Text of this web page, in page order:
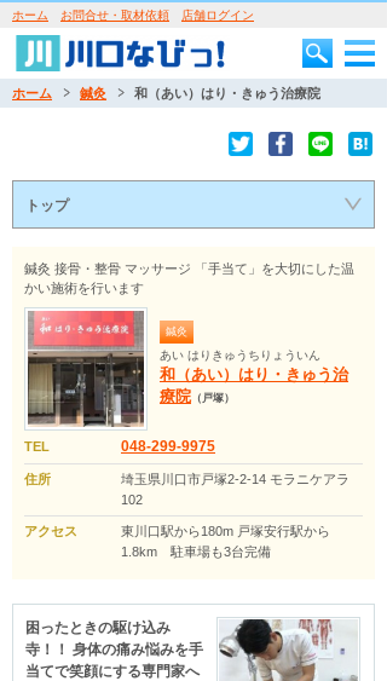
ホーム お問合せ・取材依頼 店舗ログイン
ホーム 鍼灸 和（あい）はり・きゅう治療院
トップ
鍼灸 接骨・整骨 マッサージ 「手当て」を大切にした温
かい施術を行います
鍼灸
あい はりきゅうちりょういん
和（あい）はり・きゅう治
療院 （戸塚）
TEL 048-299-9975
住所
埼玉県川口市戸塚2-2-14 モラニケアラ
102
アクセス
東川口駅から180m 戸塚安行駅から
1.8km 駐車場も3台完備
困ったときの駆け込み
寺！！ 身体の痛み悩みを手
当てで笑顔にする専門家へ